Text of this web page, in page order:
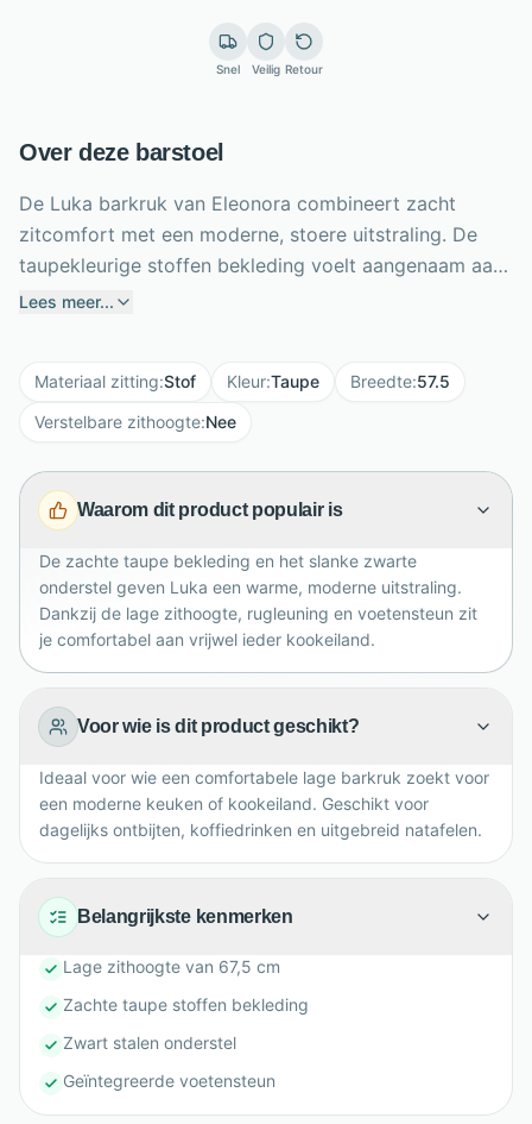
Snel Veilig Retour
Over deze barstoel
De Luka barkruk van Eleonora combineert zacht
zitcomfort met een moderne, stoere uitstraling. De
taupekleurige stoffen bekleding voelt aangenaam aan,
terwijl het zwarte stalen onderstel voor stabiliteit en
kookeilanden. De licht gebogen zitting en rugleuning
ondersteunen een comfortabele zithouding tijdens
voetensteun biedt extra ontspanning. Luka meet 90
cm hoog, 57,5 cm breed en 56 cm diep. Dankzij het
moderne, industriële en eigentijdse keukens met een
warme sfeer thuis.
Lees meer...
Materiaal zitting:Stof Kleur:Taupe Breedte:57.5
Verstelbare zithoogte:Nee
Waarom dit product populair is
De zachte taupe bekleding en het slanke zwarte
onderstel geven Luka een warme, moderne uitstraling.
Dankzij de lage zithoogte, rugleuning en voetensteun zit
je comfortabel aan vrijwel ieder kookeiland.
Voor wie is dit product geschikt?
Ideaal voor wie een comfortabele lage barkruk zoekt voor
een moderne keuken of kookeiland. Geschikt voor
dagelijks ontbijten, koffiedrinken en uitgebreid natafelen.
Belangrijkste kenmerken
Lage zithoogte van 67,5 cm
Zachte taupe stoffen bekleding
Zwart stalen onderstel
Geïntegreerde voetensteun